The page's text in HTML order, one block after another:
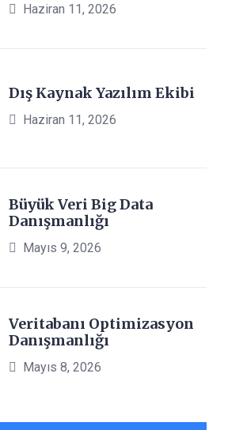
Haziran 11, 2026
Dış Kaynak Yazılım Ekibi
Haziran 11, 2026
Büyük Veri Big Data
Danışmanlığı
Mayıs 9, 2026
Veritabanı Optimizasyon
Danışmanlığı
Mayıs 8, 2026